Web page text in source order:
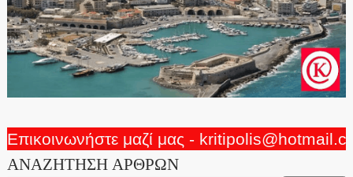
Επικοινωνήστε μαζί μας -
ΑΝΑΖΗΤΗΣΗ ΑΡΘΡΩΝ